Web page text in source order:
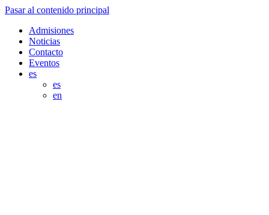
Pasar al contenido principal
Admisiones
Noticias
Contacto
Eventos
es
es
en